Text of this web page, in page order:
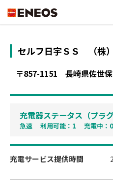
セルフ日宇ＳＳ （株
〒857-1151 長崎県佐世
充電器ステータス（プラグ
急速 利用可能：1 充電中：
充電サービス提供時間